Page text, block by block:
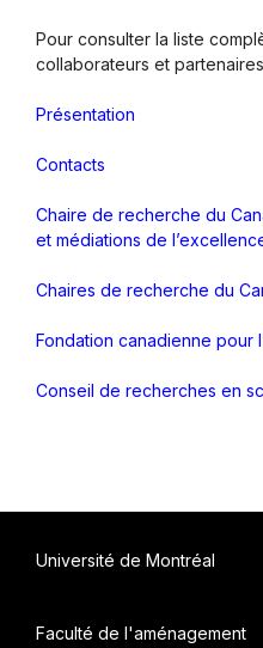
Pour consulter la liste
collaborateurs et
Présentation
Contacts
Chaire de recherche du
et médiations de
Chaires de recherche du
Fondation canadienne pour
Conseil de recherches en
Université de Montréal
Faculté de l'aménagement